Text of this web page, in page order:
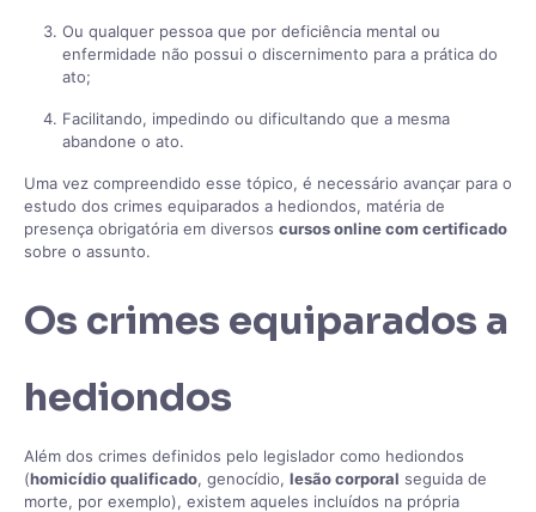
Ou qualquer pessoa que por deficiência mental ou
enfermidade não possui o discernimento para a prática do
ato;
Facilitando, impedindo ou dificultando que a mesma
abandone o ato.
Uma vez compreendido esse tópico, é necessário avançar para o
estudo dos crimes equiparados a hediondos, matéria de
presença obrigatória em diversos cursos online com certificado
sobre o assunto.
Os crimes equiparados a
hediondos
Além dos crimes definidos pelo legislador como hediondos
(homicídio qualificado, genocídio, lesão corporal seguida de
morte, por exemplo), existem aqueles incluídos na própria